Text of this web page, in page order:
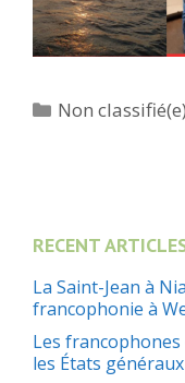
Catégories
Non classifié(e)
RECENT
La Saint-Jean à
francophonie à
Les
les États généraux